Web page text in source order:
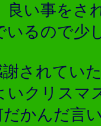
良い事をさ
いるので少
されてい
いクリスマ
かんだ言